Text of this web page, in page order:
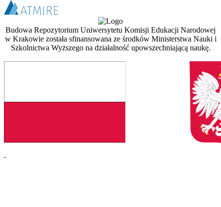
Budowa Repozytorium Uniwersytetu Komisji Edukacji Narodowej
w Krakowie została sfinansowana ze środków Ministerstwa Nauki i
Szkolnictwa Wyższego na działalność upowszechniającą naukę.